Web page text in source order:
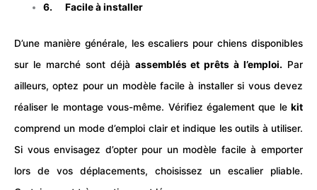
6. Facile à installer
D’une manière générale, les escaliers pour chiens disponibles
sur le marché sont déjà assemblés et prêts à l’emploi. Par
ailleurs, optez pour un modèle facile à installer si vous devez
réaliser le montage vous-même. Vérifiez également que le kit
comprend un mode d’emploi clair et indique les outils à utiliser.
Si vous envisagez d’opter pour un modèle facile à emporter
lors de vos déplacements, choisissez un escalier pliable.